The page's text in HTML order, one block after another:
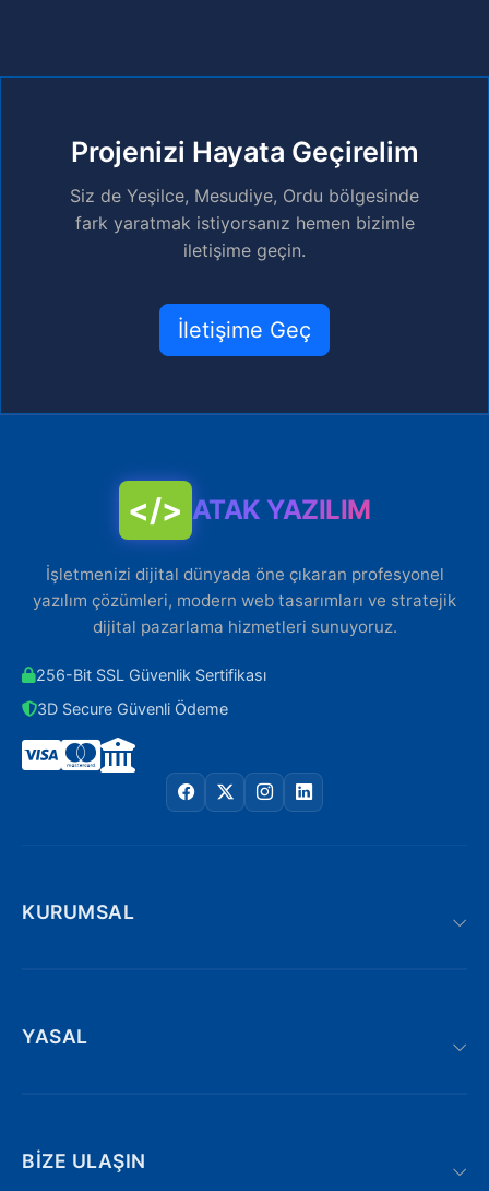
Projenizi Hayata Geçirelim
Siz de Yeşilce, Mesudiye, Ordu bölgesinde
fark yaratmak istiyorsanız hemen bizimle
iletişime geçin.
İletişime Geç
</> ATAK YAZILIM
İşletmenizi dijital dünyada öne çıkaran profesyonel
yazılım çözümleri, modern web tasarımları ve stratejik
dijital pazarlama hizmetleri sunuyoruz.
256-Bit SSL Güvenlik Sertifikası
3D Secure Güvenli Ödeme
KURUMSAL
YASAL
BIZE ULAŞIN